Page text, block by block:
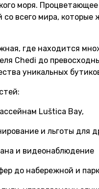
моря.
всего мира, которые
где находится
Chedi до
уникальных
Luštica Bay,
и льготы для
и видеонаблюдение
до набережной и